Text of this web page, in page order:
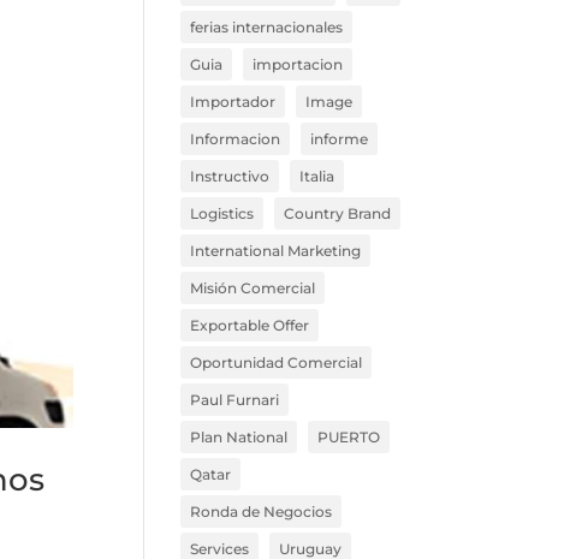
ferias internacionales
Guia importacion
Importador Image
Informacion informe
Instructivo Italia
Logistics Country Brand
International Marketing
Misión Comercial
Exportable Offer
Oportunidad Comercial
Paul Furnari
Plan National PUERTO
Qatar
Ronda de Negocios
Services Uruguay